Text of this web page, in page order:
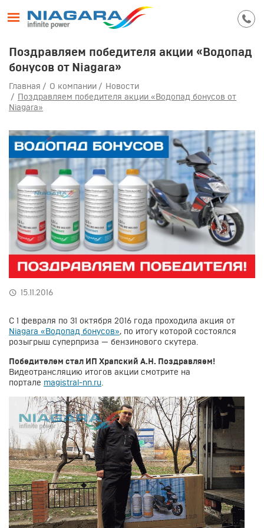
Поздравляем победителя акции «Водопад
бонусов от Niagara»
Главная О компании
Новости
Поздравляем победителя акции «Водопад бонусов от
Niagara»
15.11.2016
С 1 февраля по 31 октября 2016 года проходила акция от
Niagara «Водопад бонусов», по итогу которой состоялся
розыгрыш суперприза — бензинового скутера.
Победителем стал ИП Храпский А.Н. Поздравляем!
Видеотрансляцию итогов акции смотрите на
портале magistral-nn.ru